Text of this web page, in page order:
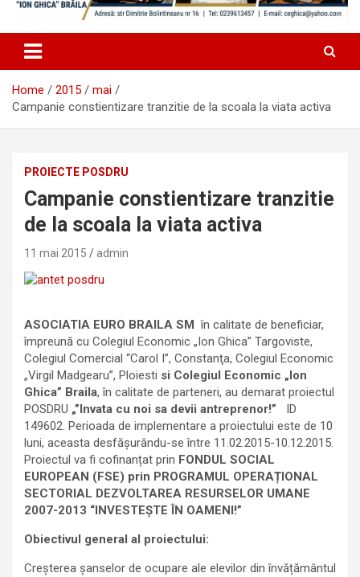
Home 2015
mai
Campanie constientizare tranzitie de la scoala la viata activa
PROIECTE POSDRU
Campanie constientizare tranzitie
de la scoala la viata activa
11 mai 2015 admin
ASOCIATIA EURO BRAILA SM în calitate de beneficiar,
împreună cu Colegiul Economic „Ion Ghica” Targoviste,
Colegiul Comercial “Carol I”, Constanţa, Colegiul Economic
„Virgil Madgearu”, Ploiesti si Colegiul Economic „Ion
Ghica” Braila, în calitate de parteneri, au demarat proiectul
POSDRU „”Invata cu noi sa devii antreprenor!”
ID
149602. Perioada de implementare a proiectului este de 10
luni, aceasta desfășurându-se între 11.02.2015-10.12.2015.
Proiectul va fi cofinanțat prin FONDUL SOCIAL
EUROPEAN (FSE) prin PROGRAMUL OPERAȚIONAL
SECTORIAL DEZVOLTAREA RESURSELOR UMANE
2007-2013 “INVESTEȘTE ÎN OAMENI!”
Obiectivul general al proiectului:
Creșterea șanselor de ocupare ale elevilor din învățământul